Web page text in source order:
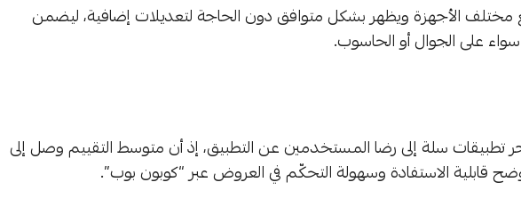
الأجهزة ويظهر بشكل متوافق دون الحاجة لتعديلات إضافية، ليضمن
على الجوال أو الحاسوب.
تطبيقات سلة إلى رضا المستخدمين عن التطبيق، إذ أن متوسط التقييم وصل إلى